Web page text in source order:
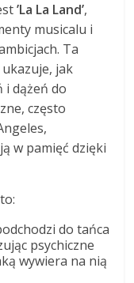
’La La Land’,
musicalu i
Ta
jak
i dążeń do
często
w pamięć dzięki
do tańca
psychiczne
wywiera na nią